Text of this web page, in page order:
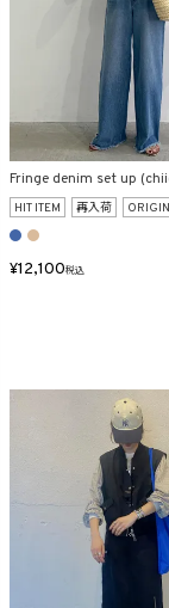
Fringe denim set up
HIT ITEM 再入荷
¥12,100税込